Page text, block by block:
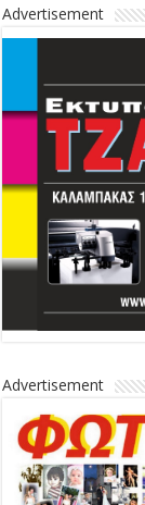
Advertisement
Advertisement